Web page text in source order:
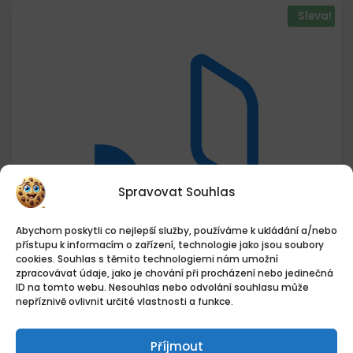
Spravovat Souhlas
Abychom poskytli co nejlepší služby, používáme k ukládání a/nebo
přístupu k informacím o zařízení, technologie jako jsou soubory
cookies. Souhlas s těmito technologiemi nám umožní
zpracovávat údaje, jako je chování při procházení nebo jedinečná
ID na tomto webu. Nesouhlas nebo odvolání souhlasu může
nepříznivě ovlivnit určité vlastnosti a funkce.
Příjmout
Sleva!